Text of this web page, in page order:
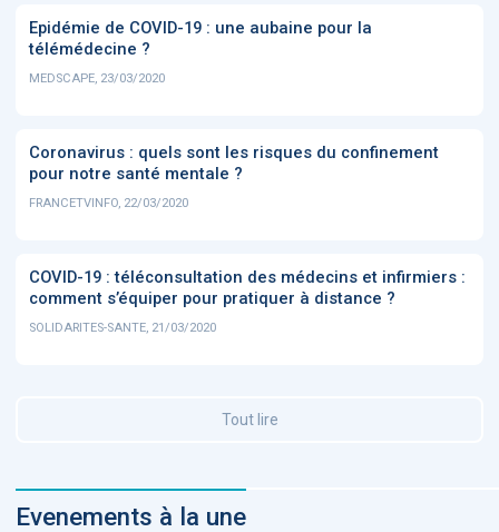
Epidémie de COVID-19 : une aubaine pour la
télémédecine ?
MEDSCAPE, 23/03/2020
Coronavirus : quels sont les risques du confinement
pour notre santé mentale ?
FRANCETVINFO, 22/03/2020
COVID-19 : téléconsultation des médecins et infirmiers :
comment s’équiper pour pratiquer à distance ?
SOLIDARITES-SANTE, 21/03/2020
Tout lire
Evenements à la une